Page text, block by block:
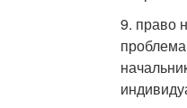
9. право